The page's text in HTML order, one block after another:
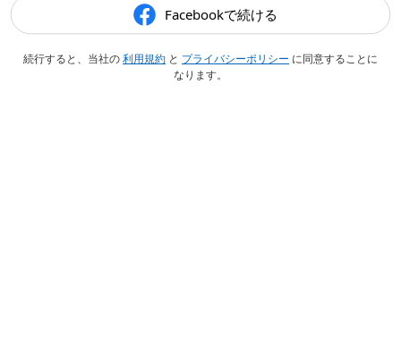
Facebookで続ける
続行すると、当社の利用規約 と プライバシーポリシー に同意することに
なります。